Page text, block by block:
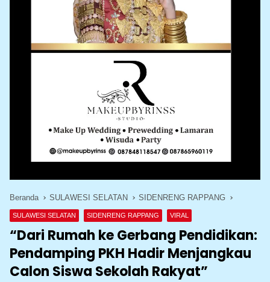
Beranda SULAWESI SELATAN SIDENRENG RAPPANG
SULAWESI SELATAN SIDENRENG RAPPANG VIRAL
“Dari Rumah ke Gerbang Pendidikan:
Pendamping PKH Hadir Menjangkau
Calon Siswa Sekolah Rakyat”